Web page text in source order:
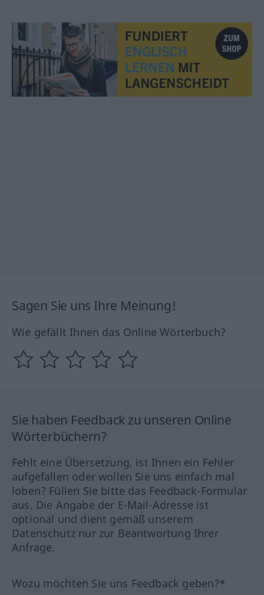
Sagen Sie uns Ihre Meinung!
Wie gefällt Ihnen das Online Wörterbuch?
Sie haben Feedback zu unseren Online
Wörterbüchern?
Fehlt eine Übersetzung, ist Ihnen ein Fehler
aufgefallen oder wollen Sie uns einfach mal
loben? Füllen Sie bitte das Feedback-Formular
aus. Die Angabe der E-Mail-Adresse ist
optional und dient gemäß unserem
Datenschutz nur zur Beantwortung Ihrer
Anfrage.
Wozu möchten Sie uns Feedback geben?*